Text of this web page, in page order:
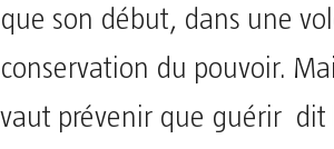
que son début, dans une
conservation du pouvoir.
vaut prévenir que guérir dit